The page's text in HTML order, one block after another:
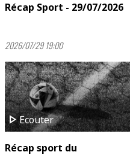
Récap Sport - 29/07/2026
2026/07/29 19:00
play_arrowEcouter
Récap sport du